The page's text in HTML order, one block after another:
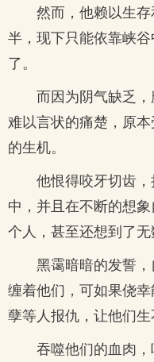
然而，他赖以生
半，现下只能依靠峡
了。
而因为阴气缺乏
难以言状的痛楚，原
的生机。
他恨得咬牙切齿
中，并且在不断的想
个人，甚至还想到了无
黑霭暗暗的发誓
缠着他们，可如果侥
孽等人报仇，让他们生
吞噬他们的血肉